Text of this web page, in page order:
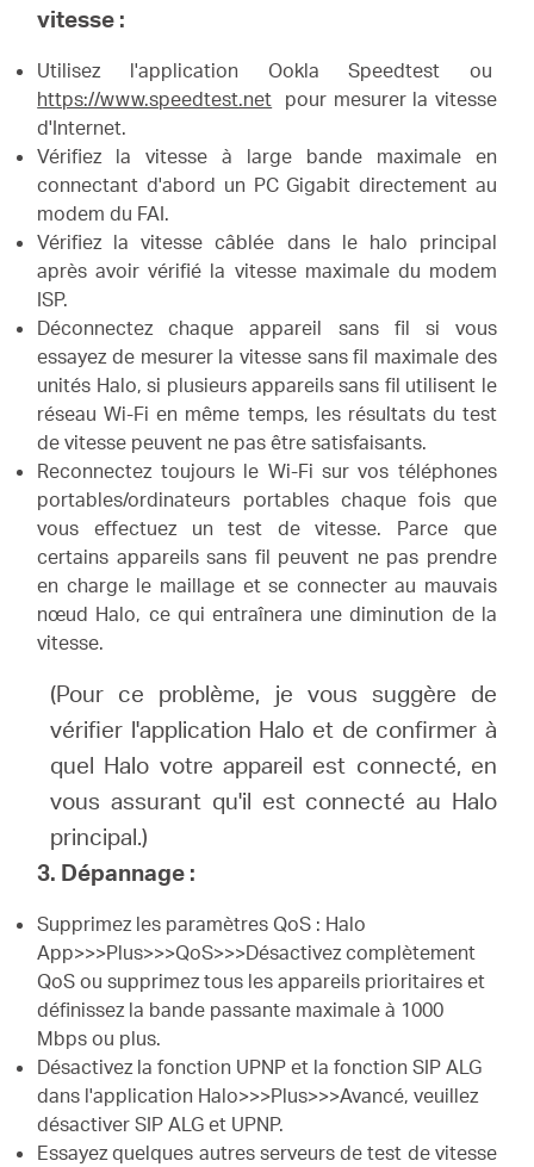
vitesse :
Utilisez l'application Ookla Speedtest ou
https://www.speedtest.net pour mesurer la vitesse
d'Internet.
Vérifiez la vitesse à large bande maximale en
connectant d'abord un PC Gigabit directement au
modem du FAI.
Vérifiez la vitesse câblée dans le halo principal
après avoir vérifié la vitesse maximale du modem
ISP.
Déconnectez chaque appareil sans fil si vous
essayez de mesurer la vitesse sans fil maximale des
unités Halo, si plusieurs appareils sans fil utilisent le
réseau Wi-Fi en même temps, les résultats du test
de vitesse peuvent ne pas être satisfaisants.
Reconnectez toujours le Wi-Fi sur vos téléphones
portables/ordinateurs portables chaque fois que
vous effectuez un test de vitesse. Parce que
certains appareils sans fil peuvent ne pas prendre
en charge le maillage et se connecter au mauvais
nœud Halo, ce qui entraînera une diminution de la
vitesse.
(Pour ce problème, je vous suggère de
vérifier l'application Halo et de confirmer à
quel Halo votre appareil est connecté, en
vous assurant qu'il est connecté au Halo
principal.)
3. Dépannage :
Supprimez les paramètres QoS : Halo
App>>>Plus>>>QoS>>>Désactivez complètement
QoS ou supprimez tous les appareils prioritaires et
définissez la bande passante maximale à 1000
Mbps ou plus.
Désactivez la fonction UPNP et la fonction SIP ALG
dans l'application Halo>>>Plus>>>Avancé, veuillez
désactiver SIP ALG et UPNP.
Essayez quelques autres serveurs de test de vitesse